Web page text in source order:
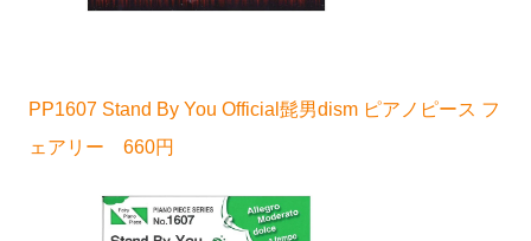
PP1607 Stand By You Official髭男dism ピアノピース フ
ェアリー 660円